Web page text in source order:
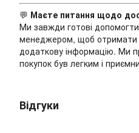
💬 Маєте питання щодо
Ми завжди готові
менеджером, щоб отримати
додаткову інформацію. Ми
покупок був легким і
Відгуки